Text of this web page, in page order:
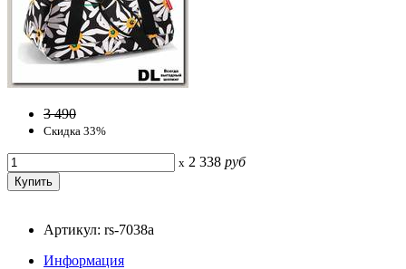
3 490
Скидка 33%
x 2 338 руб
Артикул: rs-7038a
Информация